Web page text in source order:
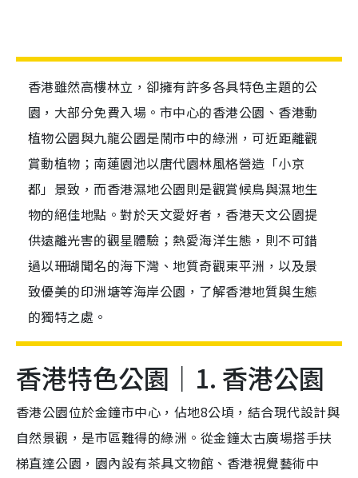
香港雖然高樓林立，卻擁有許多各具特色主題的公
園，大部分免費入場。市中心的香港公園、香港動
植物公園與九龍公園是鬧市中的綠洲，可近距離觀
賞動植物；南蓮園池以唐代園林風格營造「小京
都」景致，而香港濕地公園則是觀賞候鳥與濕地生
物的絕佳地點。對於天文愛好者，香港天文公園提
供遠離光害的觀星體驗；熱愛海洋生態，則不可錯
過以珊瑚聞名的海下灣、地質奇觀東平洲，以及景
致優美的印洲塘等海岸公園，了解香港地質與生態
的獨特之處。
香港特色公園｜1. 香港公園
香港公園位於金鐘市中心，佔地8公頃，結合現代設計與
自然景觀，是市區難得的綠洲。從金鐘太古廣場搭手扶
梯直達公園，園內設有茶具文物館、香港視覺藝術中